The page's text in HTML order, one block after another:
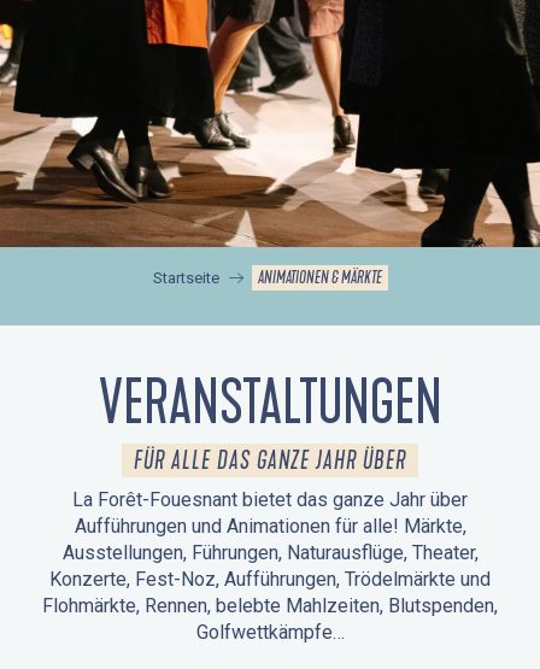
Startseite ANIMATIONEN & MÄRKTE
VERANSTALTUNGEN
FÜR ALLE DAS GANZE JAHR ÜBER
La Forêt-Fouesnant bietet das ganze Jahr über
Aufführungen und Animationen für alle! Märkte,
Ausstellungen, Führungen, Naturausflüge, Theater,
Konzerte, Fest-Noz, Aufführungen, Trödelmärkte und
Flohmärkte, Rennen, belebte Mahlzeiten, Blutspenden,
Golfwettkämpfe…